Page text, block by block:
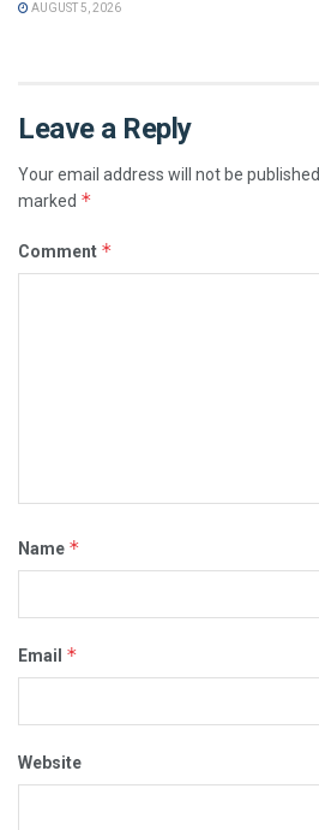
AUGUST 5, 2026
Leave a Reply
Your email address will not be published.
marked *
Comment *
Name *
Email *
Website